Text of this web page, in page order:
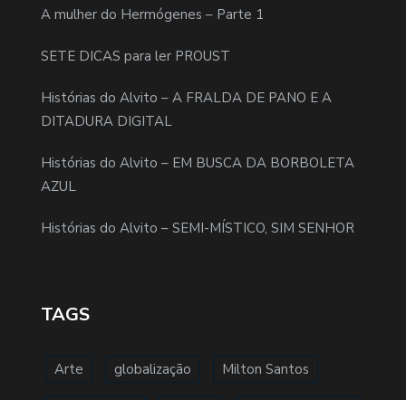
A mulher do Hermógenes – Parte 1
SETE DICAS para ler PROUST
Histórias do Alvito – A FRALDA DE PANO E A
DITADURA DIGITAL
Histórias do Alvito – EM BUSCA DA BORBOLETA
AZUL
Histórias do Alvito – SEMI-MÍSTICO, SIM SENHOR
TAGS
Arte globalização Milton Santos